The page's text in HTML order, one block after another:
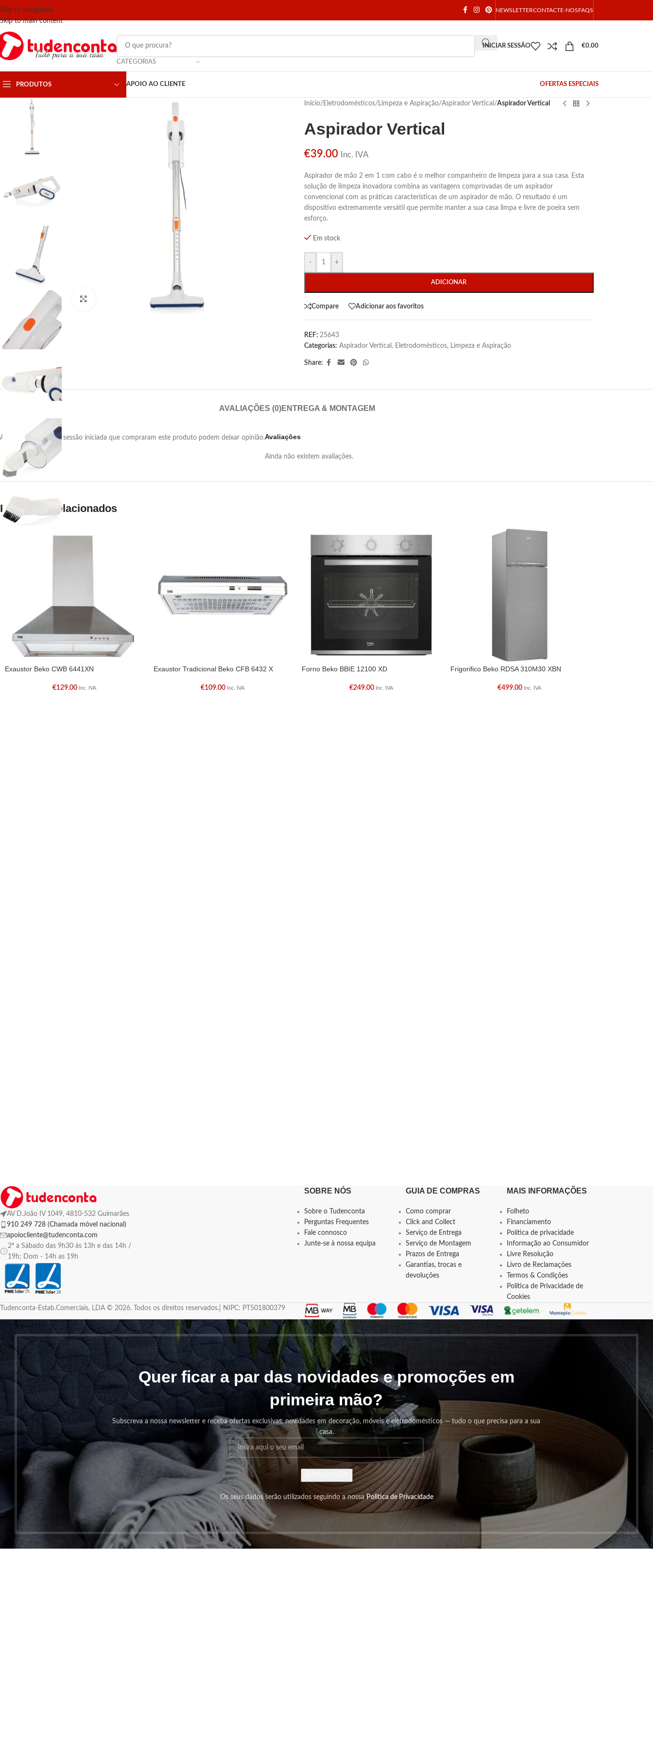
Skip to navigation
Skip to main content
NEWSLETTERCONTACTE-NOSFAQS
CATEGORIAS
INICIAR SESSÃO €0.00
PRODUTOS APOIO AO CLIENTE OFERTAS ESPECIAIS
Click para aumentar
Início/ Eletrodomésticos/ Limpeza e Aspiração/Aspirador Vertical /Aspirador Vertical
Aspirador Vertical
€39.00 Inc. IVA
Aspirador de mão 2 em 1 com cabo é o melhor companheiro de limpeza para a sua casa. Esta
solução de limpeza inovadora combina as vantagens comprovadas de um aspirador
convencional com as práticas características de um aspirador de mão. O resultado é um
dispositivo extremamente versátil que permite manter a sua casa limpa e livre de poeira sem
esforço.
Em stock
- +
ADICIONAR
Compare Adicionar aos favoritos
REF: 25643
Categorias: Aspirador Vertical , Eletrodomésticos, Limpeza e Aspiração
Share:
AVALIAÇÕES (0)ENTREGA & MONTAGEM
Avaliações
Ainda não existem avaliações.
Apenas clientes com sessão iniciada que compraram este produto podem deixar opinião.
Produtos Relacionados
Exaustor Beko CWB 6441XN
€129.00 Inc. IVA
Exaustor Tradicional Beko CFB 6432 X
€109.00 Inc. IVA
Forno Beko BBIE 12100 XD
€249.00 Inc. IVA
Frigorifico Beko RDSA 310M30 XBN
€499.00 Inc. IVA
AV D.João IV 1049, 4810-532 Guimarães
910 249 728 (Chamada móvel nacional)
apoiocliente@tudenconta.com
2ª a Sábado das 9h30 às 13h e das 14h /
19h; Dom - 14h as 19h
SOBRE NÓS
Sobre o Tudenconta
Perguntas Frequentes
Fale connosco
Junte-se à nossa equipa
GUIA DE COMPRAS
Como comprar
Click and Collect
Serviço de Entrega
Serviço de Montagem
Prazos de Entrega
Garantias, trocas e
devoluções
MAIS INFORMAÇÕES
Folheto
Financiamento
Política de privacidade
Informação ao Consumidor
Livre Resolução
Livro de Reclamações
Termos & Condições
Política de Privacidade de
Cookies
Tudenconta-Estab.Comerciais, LDA © 2026. Todos os direitos reservados.| NIPC: PT501800379
Quer ficar a par das novidades e promoções em
primeira mão?
Subscreva a nossa newsletter e receba ofertas exclusivas, novidades em decoração, móveis e eletrodomésticos — tudo o que precisa para a sua
casa.
Os seus dados serão utilizados seguindo a nossaPolitica de Privacidade